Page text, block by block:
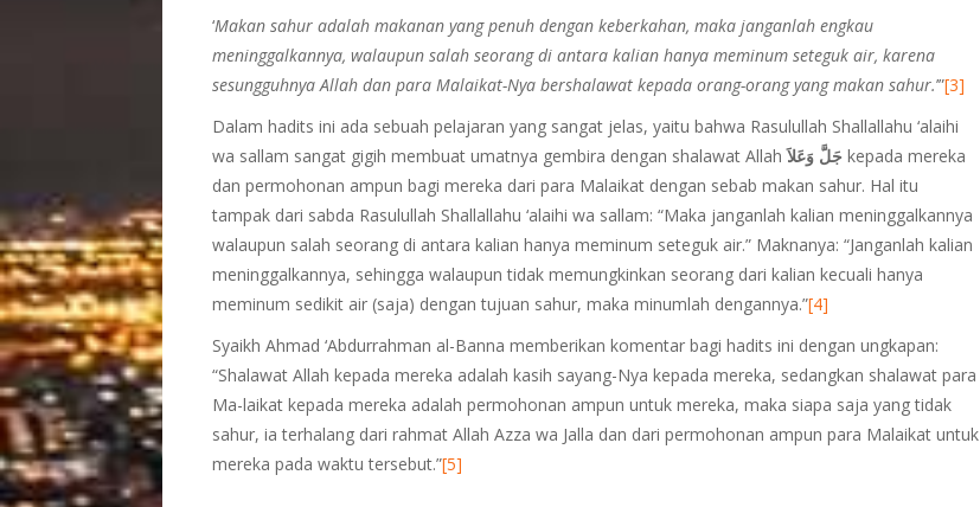
‘Makan sahur adalah makanan yang penuh dengan keberkahan, maka janganlah engkau
meninggalkannya, walaupun salah seorang di antara kalian hanya meminum seteguk air, karena
sesungguhnya Allah dan para Malaikat-Nya bershalawat kepada orang-orang yang makan sahur.’”[3]
Dalam hadits ini ada sebuah pelajaran yang sangat jelas, yaitu bahwa Rasulullah Shallallahu ‘alaihi
wa sallam sangat gigih membuat umatnya gembira dengan shalawat Allah جَلَّ وَعَلاَkepada mereka
dan permohonan ampun bagi mereka dari para Malaikat dengan sebab makan sahur. Hal itu
tampak dari sabda Rasulullah Shallallahu ‘alaihi wa sallam: “Maka janganlah kalian meninggalkannya
walaupun salah seorang di antara kalian hanya meminum seteguk air.” Maknanya: “Janganlah kalian
meninggalkannya, sehingga walaupun tidak memungkinkan seorang dari kalian kecuali hanya
meminum sedikit air (saja) dengan tujuan sahur, maka minumlah dengannya.”[4]
Syaikh Ahmad ‘Abdurrahman al-Banna memberikan komentar bagi hadits ini dengan ungkapan:
“Shalawat Allah kepada mereka adalah kasih sayang-Nya kepada mereka, sedangkan shalawat para
Ma-laikat kepada mereka adalah permohonan ampun untuk mereka, maka siapa saja yang tidak
sahur, ia terhalang dari rahmat Allah Azza wa Jalla dan dari permohonan ampun para Malaikat untuk
mereka pada waktu tersebut.”[5]